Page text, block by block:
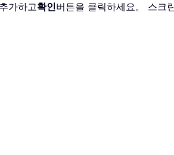
가하고확인버튼을 클릭하세요。 스크